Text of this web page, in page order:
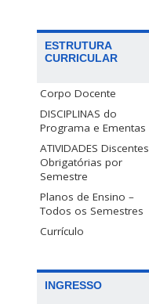
ESTRUTURA
CURRICULAR
Corpo Docente
DISCIPLINAS do
Programa e Ementas
ATIVIDADES Discentes
Obrigatórias por
Semestre
Planos de Ensino –
Todos os Semestres
Currículo
INGRESSO